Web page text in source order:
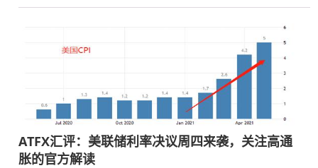
ATFX汇评：美联储利率决议周四来袭，关注高通
胀的官方解读